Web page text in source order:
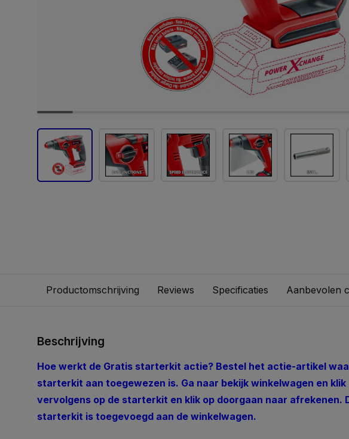
Productomschrijving Reviews Specificaties Aanbevolen
Beschrijving
Hoe werkt de Gratis starterkit actie? Bestel het actie-artikel
starterkit aan toegewezen is. Ga naar bekijk winkelwagen en klik
vervolgens op de starterkit en klik op doorgaan naar afrekenen.
starterkit is toegevoegd aan de winkelwagen.